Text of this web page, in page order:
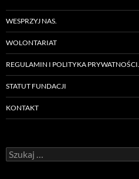
WESPRZYJ NAS.
WOLONTARIAT
REGULAMIN I POLITYKA PRYWATNOŚCI.
STATUT FUNDACJI
KONTAKT
Szukaj: